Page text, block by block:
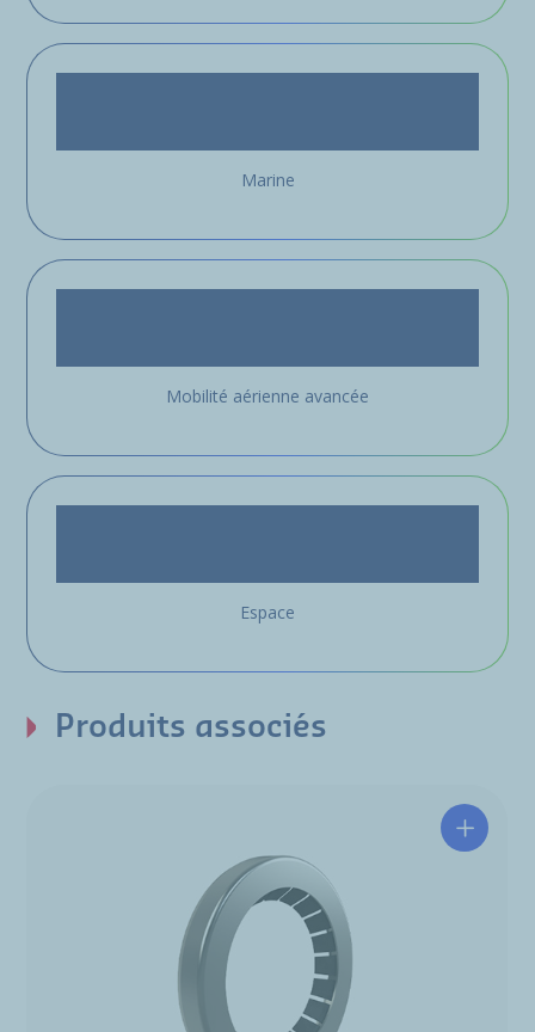
Marine
Mobilité aérienne avancée
Espace
Produits associés